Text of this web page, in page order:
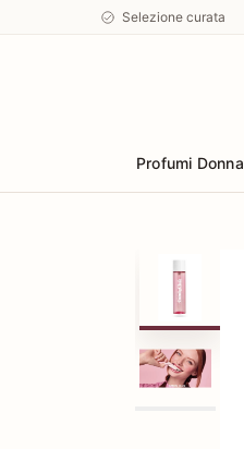
Selezione curata
Profumi Donna